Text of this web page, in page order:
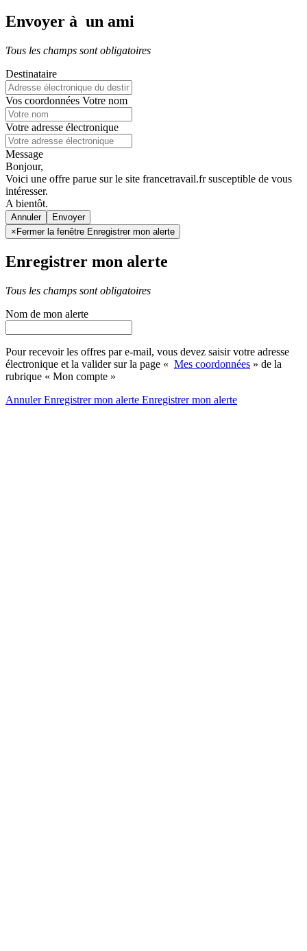
Envoyer à un ami
Tous les champs sont obligatoires
Destinataire
Vos coordonnées Votre nom
Votre adresse électronique
Message
Bonjour,
Voici une offre parue sur le site francetravail.fr susceptible de vous
intéresser.
A bientôt.
Annuler
× Fermer la fenêtre Enregistrer mon alerte
Enregistrer mon alerte
Tous les champs sont obligatoires
Nom de mon alerte
Pour recevoir les offres par e-mail, vous devez saisir votre adresse
électronique et la valider sur la page « Mes coordonnées » de la
rubrique « Mon compte »
AnnulerEnregistrer mon alerte Enregistrermon alerte